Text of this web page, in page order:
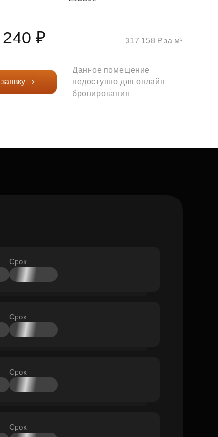
₽ 317 158 ₽ за м²
Данное помещение
недоступно для онлайн
бронирования
Срок
Срок
Срок
Срок